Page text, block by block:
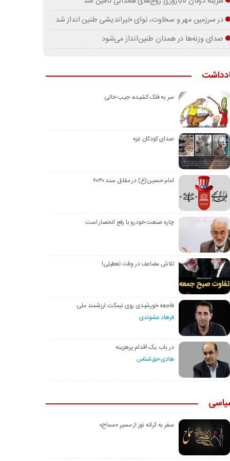
در سرزمین مهر و سخاوت، نوای خیراندیشی طنین انداز شد
صدای وزنه‌ها در همدان طنین‌انداز می‌شود
سر به فلک کشیده، جیب خالی
صدای کودکان غزه
امام حسین(ع) در مقابل سند ۲۰۳۰
چاره صنعت خودرو با رفع انحصار است
تلاش مضاعف در وقت تعطیلی!
فاجعه خورشیدی روی نیمکت ارزشمند ملی
فرهاد عشوندی
در باب یک اقدام پرهزینه
هادی حق‌شناس
سفر به کرانه‌ نور از مسیرِ «سماح»